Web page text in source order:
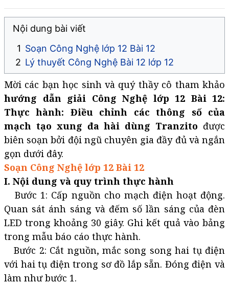
Nội dung bài viết
Soạn Công Nghệ lớp 12 Bài 12
Lý thuyết Công Nghệ Bài 12 lớp 12
Mời các bạn học sinh và quý thầy cô tham khảo
hướng dẫn giải Công Nghệ lớp 12 Bài 12:
Thực hành: Điều chỉnh các thông số của
mạch tạo xung đa hài dùng Tranzito được
biên soạn bởi đội ngũ chuyên gia đầy đủ và ngắn
gọn dưới đây.
Soạn Công Nghệ lớp 12 Bài 12
I. Nội dung và quy trình thực hành
Bước 1: Cấp nguồn cho mạch điện hoạt động.
Quan sát ánh sáng và đếm số lần sáng của đèn
LED trong khoảng 30 giây. Ghi kết quả vào bảng
trong mẫu báo cáo thực hành.
Bước 2: Cắt nguồn, mắc song song hai tụ điện
với hai tụ điện trong sơ đồ lắp sẵn. Đóng điện và
làm như bước 1.